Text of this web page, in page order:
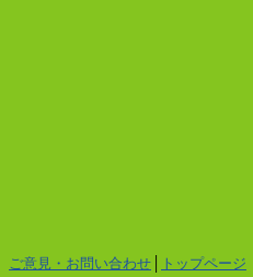
ご意見・お問い合わせ トップページ